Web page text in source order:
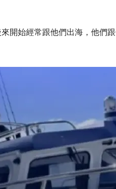
開始經常跟他們出海，他們